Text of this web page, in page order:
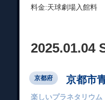
料金:天球劇場入館料
2025.01.04
京都府 京都市
楽しいプラネタリウ